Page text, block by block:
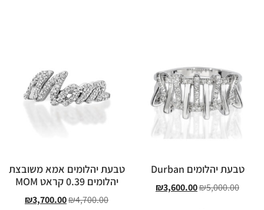
טבעת יהלומים Durban
₪5,000.00
₪3,600.00
טבעת יהלומים אמא משובצת
יהלומים 0.39 קראט MOM
₪4,700.00
₪3,700.00